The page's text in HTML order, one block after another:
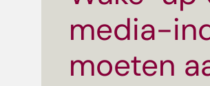
media-
moeten